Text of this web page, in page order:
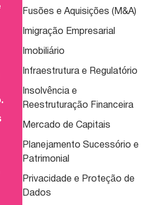
Fusões e Aquisições (M&A)
Imigração Empresarial
Imobiliário
Infraestrutura e Regulatório
Insolvência e
Reestruturação Financeira
Mercado de Capitais
Planejamento Sucessório e
Patrimonial
Privacidade e Proteção de
Dados